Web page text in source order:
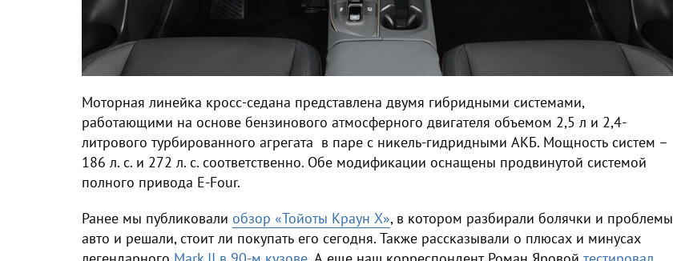
Моторная линейка кросс-седана представлена двумя гибридными системами,
работающими на основе бензинового атмосферного двигателя объемом 2,5 л и 2,4-
литрового турбированного агрегата в паре с никель-гидридными АКБ. Мощность систем –
186 л. с. и 272 л. с. соответственно. Обе модификации оснащены продвинутой системой
полного привода E-Four.
Ранее мы публиковали обзор «Тойоты Краун Х», в котором разбирали болячки и проблемы
авто и решали, стоит ли покупать его сегодня. Также рассказывали о плюсах и минусах